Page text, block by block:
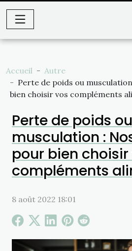
Accueil
Autre
Perte de poids ou
bien choisir vos compléments
Perte de poids ou
musculation :
pour bien choisir
compléments
8 août 2022 18:01